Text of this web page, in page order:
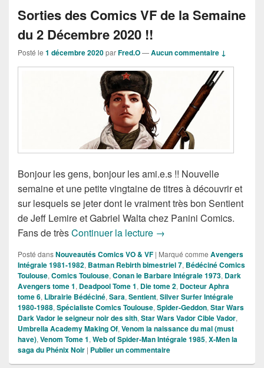
Sorties des Comics VF de la Semaine
du 2 Décembre 2020 !!
Posté le 1 décembre 2020parFred.O—Aucun commentaire ↓
Bonjour les gens, bonjour les ami.e.s !! Nouvelle
semaine et une petite vingtaine de titres à découvrir et
sur lesquels se jeter dont le vraiment très bon Sentient
de Jeff Lemire et Gabriel Walta chez Panini Comics.
Fans de trèsContinuer la lecture Sorties des Comics VF
→
Posté dansNouveautés Comics VO & VF | Marqué comme Avengers
Intégrale 1981-1982, Batman Rebirth bimestriel 7, Bédéciné Comics
Toulouse,Comics Toulouse,Conan le Barbare Intégrale 1973, Dark
Avengers tome 1, Deadpool Tome 1, Die tome 2, Docteur Aphra
tome 6, Librairie Bédéciné,Sara,Sentient,Silver Surfer Intégrale
1980-1988,Spécialiste Comics Toulouse,Spider-Geddon,Star Wars
Dark Vador le seigneur noir des sith,Star Wars Vador Cible Vador,
Umbrella Academy Making Of,Venom la naissance du mal (must
have),Venom Tome 1,Web of Spider-Man Intégrale 1985,X-Men la
saga du Phénix Noir | Publier un commentaire